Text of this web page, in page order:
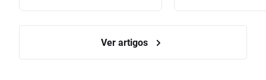
Ver artigos